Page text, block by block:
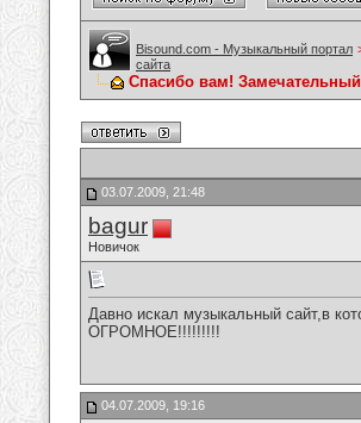
Bisound.com - Музыкальный портал
сайта
Спасибо вам! Замечательный
03.07.2009, 21:48
bagur
Новичок
Давно искал музыкальный сайт,в
ОГРОМНОЕ!!!!!!!!!
04.07.2009, 19:16